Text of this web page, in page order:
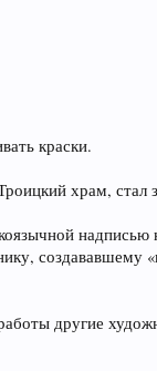
краски.
храм,
надписью
создававшему
другие